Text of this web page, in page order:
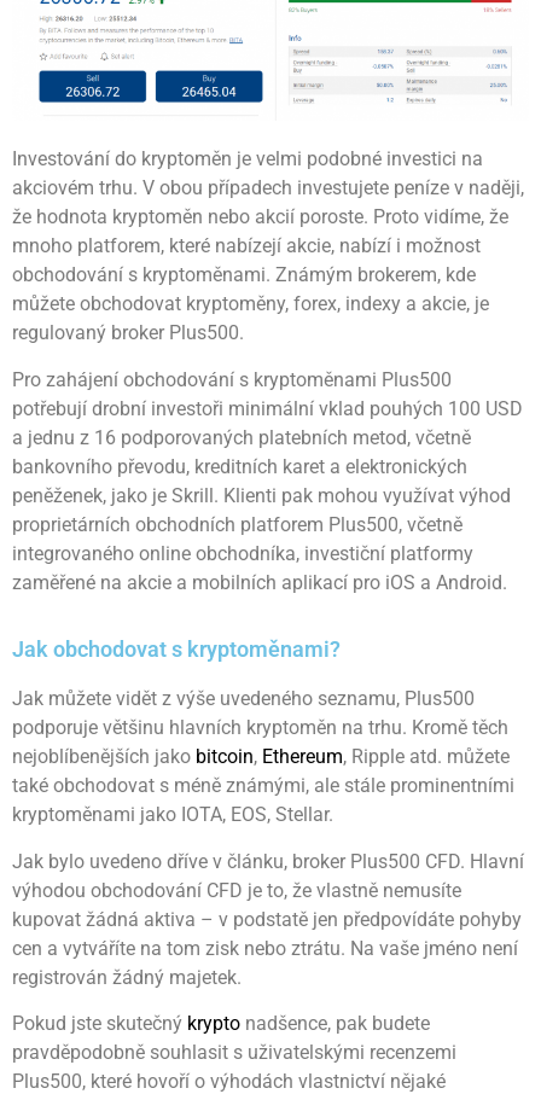
Investování do kryptoměn je velmi podobné investici na
akciovém trhu. V obou případech investujete peníze v naději,
že hodnota kryptoměn nebo akcií poroste. Proto vidíme, že
mnoho platforem, které nabízejí akcie, nabízí i možnost
obchodování s kryptoměnami. Známým brokerem, kde
můžete obchodovat kryptoměny, forex, indexy a akcie, je
regulovaný broker Plus500.
Pro zahájení obchodování s kryptoměnami Plus500
potřebují drobní investoři minimální vklad pouhých 100 USD
a jednu z 16 podporovaných platebních metod, včetně
bankovního převodu, kreditních karet a elektronických
peněženek, jako je Skrill. Klienti pak mohou využívat výhod
proprietárních obchodních platforem Plus500, včetně
integrovaného online obchodníka, investiční platformy
zaměřené na akcie a mobilních aplikací pro iOS a Android.
Jak obchodovat s kryptoměnami?
Jak můžete vidět z výše uvedeného seznamu, Plus500
podporuje většinu hlavních kryptoměn na trhu. Kromě těch
nejoblíbenějších jako bitcoin, Ethereum, Ripple atd. můžete
také obchodovat s méně známými, ale stále prominentními
kryptoměnami jako IOTA, EOS, Stellar.
Jak bylo uvedeno dříve v článku, broker Plus500 CFD. Hlavní
výhodou obchodování CFD je to, že vlastně nemusíte
kupovat žádná aktiva – v podstatě jen předpovídáte pohyby
cen a vytváříte na tom zisk nebo ztrátu. Na vaše jméno není
registrován žádný majetek.
Pokud jste skutečný krypto nadšence, pak budete
pravděpodobně souhlasit s uživatelskými recenzemi
Plus500, které hovoří o výhodách vlastnictví nějaké